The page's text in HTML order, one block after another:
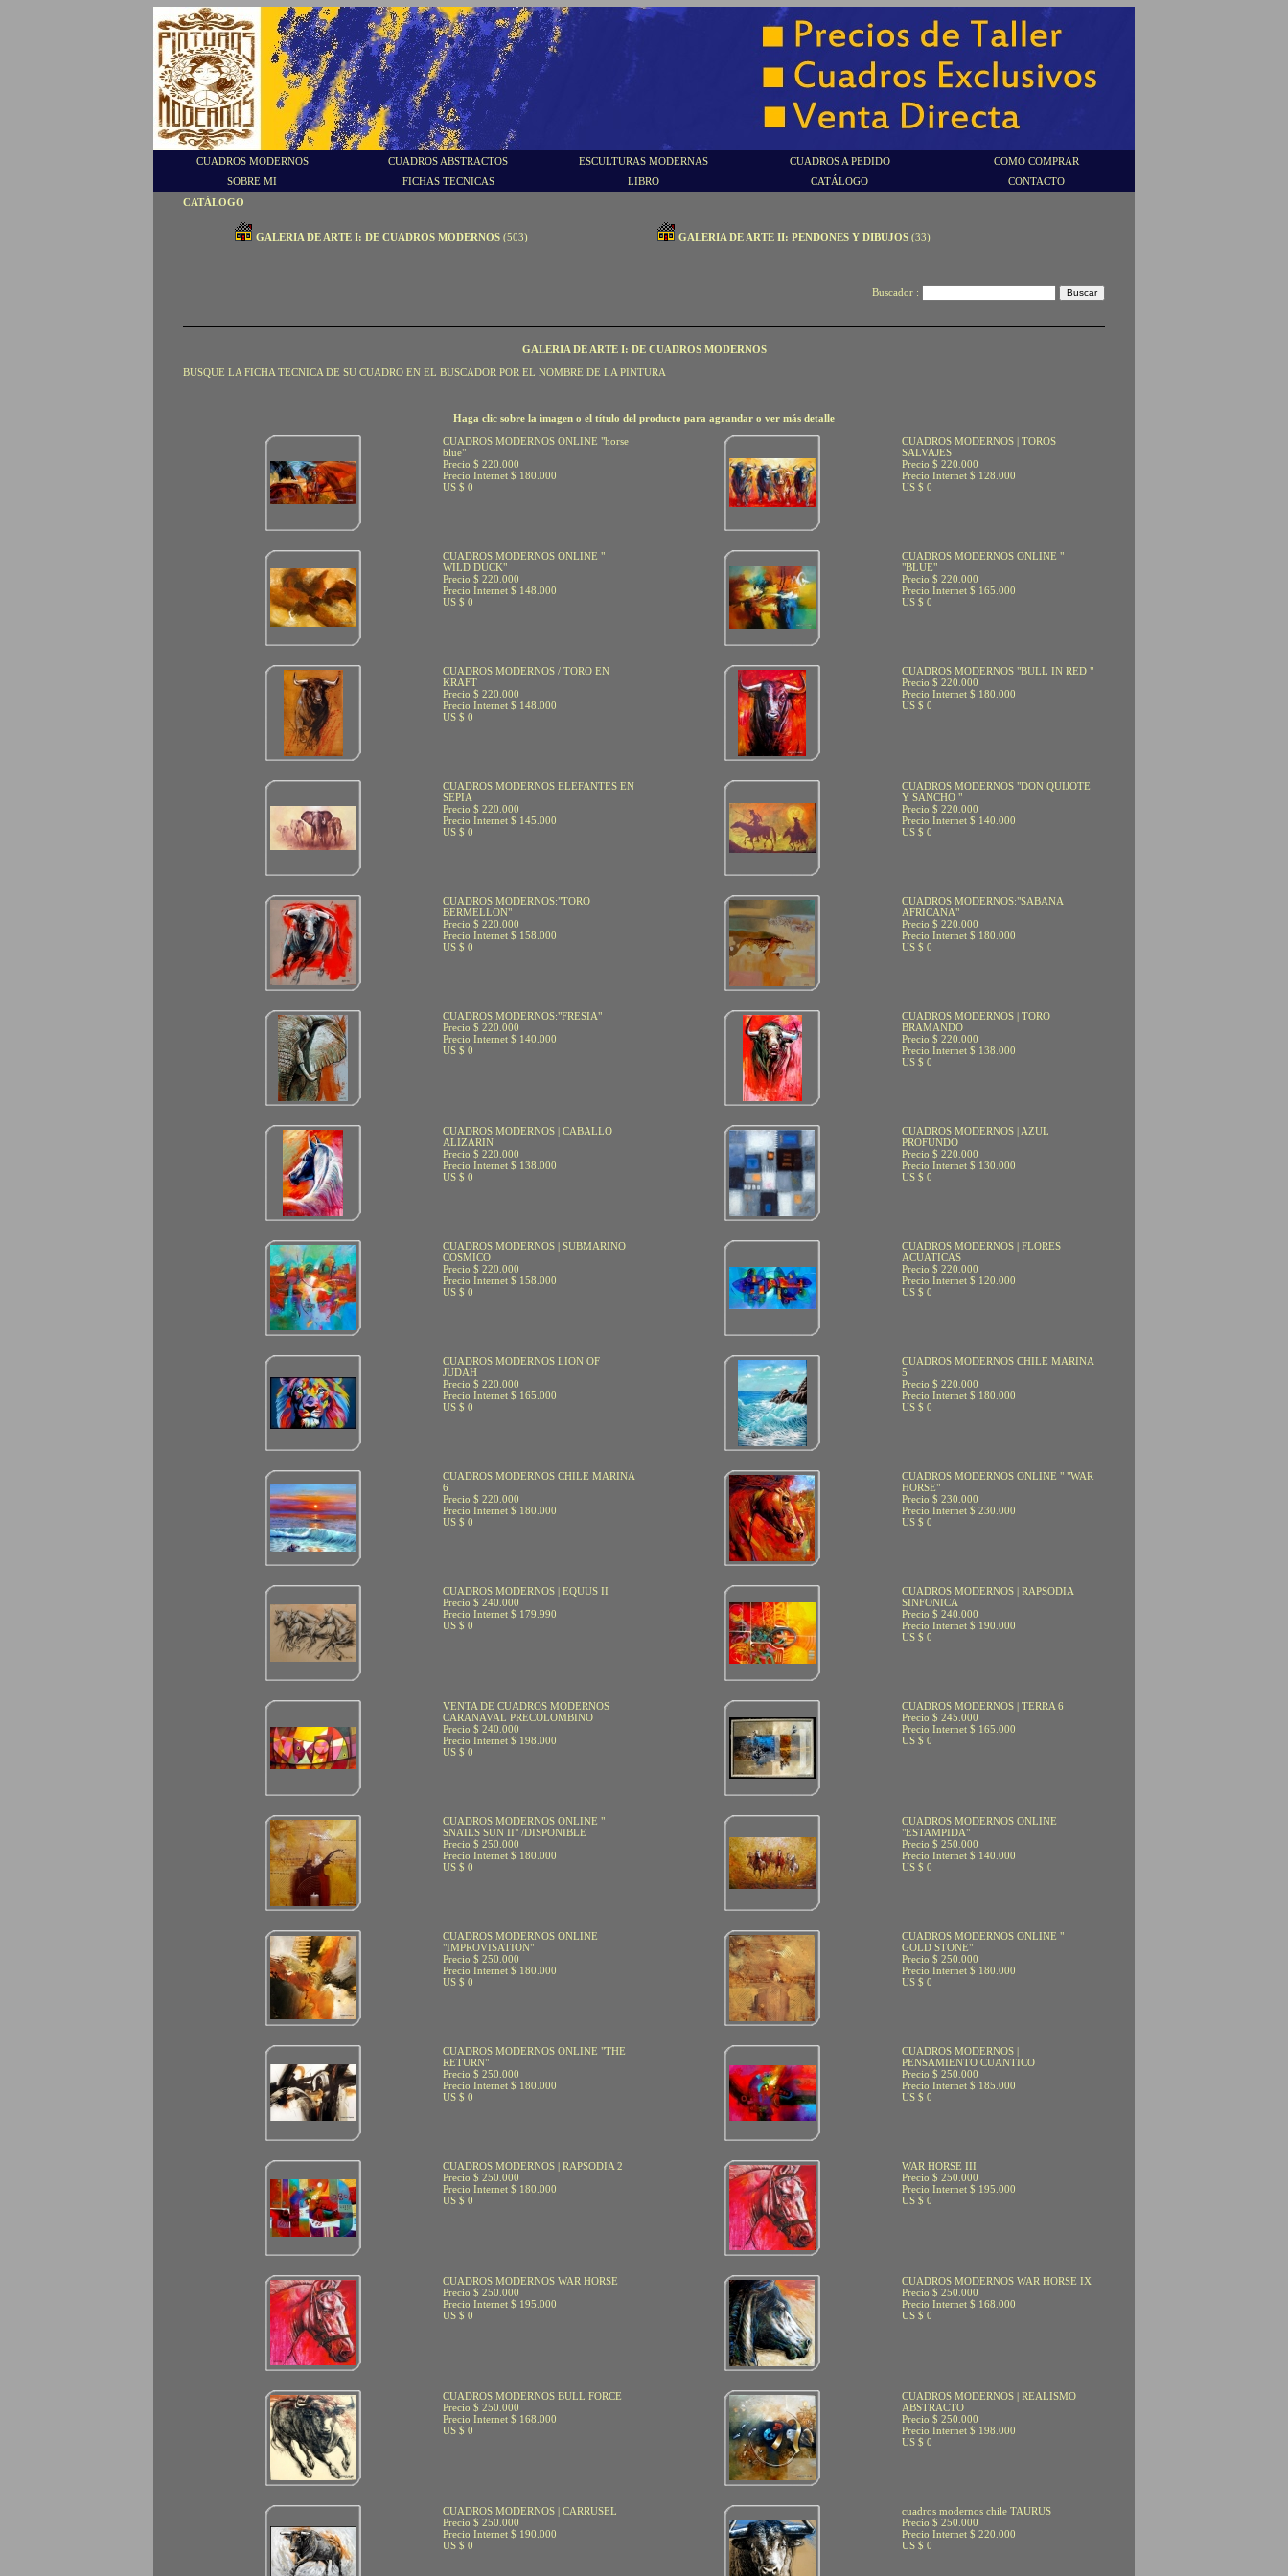
CUADROS MODERNOS CUADROS ABSTRACTOS ESCULTURAS MODERNAS CUADROS A PEDIDO
COMO COMPRAR
SOBRE MI
FICHAS TECNICAS LIBRO CATÁLOGO
CONTACTO
CATÁLOGO
GALERIA DE ARTE I: DE CUADROS MODERNOS(503) GALERIA DE ARTE II: PENDONES Y DIBUJOS(33)
Buscador :
GALERIA DE ARTE I: DE CUADROS MODERNOS
BUSQUE LA FICHA TECNICA DE SU CUADRO EN EL BUSCADOR POR EL NOMBRE DE LA PINTURA
Haga clic sobre la imagen o el título del producto para agrandar o ver más detalle
CUADROS MODERNOS ONLINE "horse
blue"
Precio $ 220.000
Precio Internet $ 180.000
US $ 0
CUADROS MODERNOS | TOROS
SALVAJES
Precio $ 220.000
Precio Internet $ 128.000
US $ 0
CUADROS MODERNOS ONLINE "
WILD DUCK"
Precio $ 220.000
Precio Internet $ 148.000
US $ 0
CUADROS MODERNOS ONLINE "
"BLUE"
Precio $ 220.000
Precio Internet $ 165.000
US $ 0
CUADROS MODERNOS / TORO EN
KRAFT
Precio $ 220.000
Precio Internet $ 148.000
US $ 0
CUADROS MODERNOS "BULL IN RED "
Precio $ 220.000
Precio Internet $ 180.000
US $ 0
CUADROS MODERNOS ELEFANTES EN
SEPIA
Precio $ 220.000
Precio Internet $ 145.000
US $ 0
CUADROS MODERNOS "DON QUIJOTE
Y SANCHO "
Precio $ 220.000
Precio Internet $ 140.000
US $ 0
CUADROS MODERNOS:"TORO
BERMELLON"
Precio $ 220.000
Precio Internet $ 158.000
US $ 0
CUADROS MODERNOS:"SABANA
AFRICANA"
Precio $ 220.000
Precio Internet $ 180.000
US $ 0
CUADROS MODERNOS:"FRESIA"
Precio $ 220.000
Precio Internet $ 140.000
US $ 0
CUADROS MODERNOS | TORO
BRAMANDO
Precio $ 220.000
Precio Internet $ 138.000
US $ 0
CUADROS MODERNOS | CABALLO
ALIZARIN
Precio $ 220.000
Precio Internet $ 138.000
US $ 0
CUADROS MODERNOS | AZUL
PROFUNDO
Precio $ 220.000
Precio Internet $ 130.000
US $ 0
CUADROS MODERNOS | SUBMARINO
COSMICO
Precio $ 220.000
Precio Internet $ 158.000
US $ 0
CUADROS MODERNOS | FLORES
ACUATICAS
Precio $ 220.000
Precio Internet $ 120.000
US $ 0
CUADROS MODERNOS LION OF
JUDAH
Precio $ 220.000
Precio Internet $ 165.000
US $ 0
CUADROS MODERNOS CHILE MARINA
5
Precio $ 220.000
Precio Internet $ 180.000
US $ 0
CUADROS MODERNOS CHILE MARINA
6
Precio $ 220.000
Precio Internet $ 180.000
US $ 0
CUADROS MODERNOS ONLINE " "WAR
HORSE"
Precio $ 230.000
Precio Internet $ 230.000
US $ 0
CUADROS MODERNOS | EQUUS II
Precio $ 240.000
Precio Internet $ 179.990
US $ 0
CUADROS MODERNOS | RAPSODIA
SINFONICA
Precio $ 240.000
Precio Internet $ 190.000
US $ 0
VENTA DE CUADROS MODERNOS
CARANAVAL PRECOLOMBINO
Precio $ 240.000
Precio Internet $ 198.000
US $ 0
CUADROS MODERNOS | TERRA 6
Precio $ 245.000
Precio Internet $ 165.000
US $ 0
CUADROS MODERNOS ONLINE "
SNAILS SUN II" /DISPONIBLE
Precio $ 250.000
Precio Internet $ 180.000
US $ 0
CUADROS MODERNOS ONLINE
"ESTAMPIDA"
Precio $ 250.000
Precio Internet $ 140.000
US $ 0
CUADROS MODERNOS ONLINE
"IMPROVISATION"
Precio $ 250.000
Precio Internet $ 180.000
US $ 0
CUADROS MODERNOS ONLINE "
GOLD STONE"
Precio $ 250.000
Precio Internet $ 180.000
US $ 0
CUADROS MODERNOS ONLINE "THE
RETURN"
Precio $ 250.000
Precio Internet $ 180.000
US $ 0
CUADROS MODERNOS |
PENSAMIENTO CUANTICO
Precio $ 250.000
Precio Internet $ 185.000
US $ 0
CUADROS MODERNOS | RAPSODIA 2
Precio $ 250.000
Precio Internet $ 180.000
US $ 0
WAR HORSE III
Precio $ 250.000
Precio Internet $ 195.000
US $ 0
CUADROS MODERNOS WAR HORSE
Precio $ 250.000
Precio Internet $ 195.000
US $ 0
CUADROS MODERNOS WAR HORSE IX
Precio $ 250.000
Precio Internet $ 168.000
US $ 0
CUADROS MODERNOS BULL FORCE
Precio $ 250.000
Precio Internet $ 168.000
US $ 0
CUADROS MODERNOS | REALISMO
ABSTRACTO
Precio $ 250.000
Precio Internet $ 198.000
US $ 0
CUADROS MODERNOS | CARRUSEL
Precio $ 250.000
Precio Internet $ 190.000
US $ 0
cuadros modernos chile TAURUS
Precio $ 250.000
Precio Internet $ 220.000
US $ 0